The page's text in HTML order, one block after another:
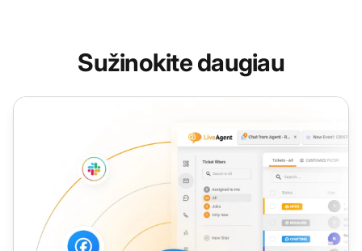
Sužinokite daugiau
Paslaugų programinė įranga